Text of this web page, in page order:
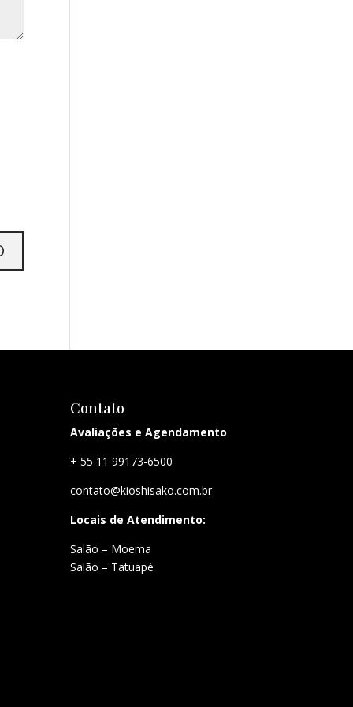
Contato
Avaliações e Agendamento
+ 55 11 99173-6500
contato@kioshisako.com.br
Locais de Atendimento:
Salão – Moema
Salão – Tatuapé